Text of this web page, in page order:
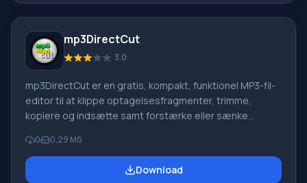
mp3DirectCut
3.0
mp3DirectCut er en gratis, kompakt, funktionel MP3-fil-
editor til at klippe optagelsesfragmenter, trimme,
kopiere og indsætte samt forstærke eller sænke
Dette muliggør hurtig redigering af MP3-filer uden
lydtab, og kvaliteten forringes ikke ved genkodning. En
anden positiv egenskab ved mp3DirectCut er, at det
0 0,29 Мб
Download